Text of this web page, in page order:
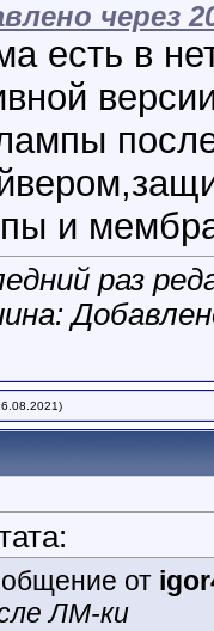
через
есть в
и
раз
от
ЛМ-ки